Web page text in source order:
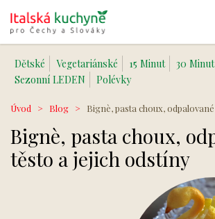
Dětské Vegetariánské 15 Minut 30 Minut
Sezonní LEDEN
Polévky
Úvod > Blog > Bignè, pasta choux,
Bignè, pasta choux,
těsto a jejich odstíny